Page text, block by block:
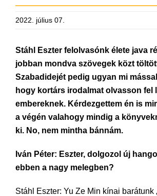
2022. július 07.
Stáhl Eszter felolvasónk élete java
jobban mondva szövegek közt
Szabadidejét pedig ugyan mi
hogy kortárs irodalmat olvasson fel
embereknek. Kérdezgettem én is
a végén valahogy mindig a
ki. No, nem mintha bánnám.
Iván Péter: Eszter, dolgozol új
ebben a nagy melegben?
Stáhl Eszter: Yu Ze Min kínai barátunk